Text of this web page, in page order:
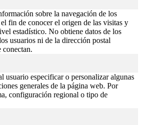
sobre la navegación de los
fin de conocer el origen de las visitas y
estadístico. No obtiene datos de los
usuarios ni de la dirección postal
conectan.
usuario especificar o personalizar algunas
generales de la página web. Por
configuración regional o tipo de